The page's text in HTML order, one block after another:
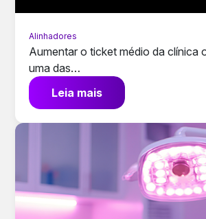
Alinhadores
Aumentar o ticket médio da clínica
uma das…
Leia mais